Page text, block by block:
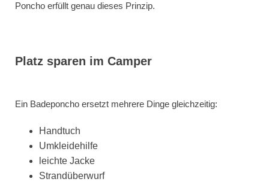
Poncho erfüllt genau dieses Prinzip.
Platz sparen im Camper
Ein Badeponcho ersetzt mehrere Dinge gleichzeitig:
Handtuch
Umkleidehilfe
leichte Jacke
Strandüberwurf